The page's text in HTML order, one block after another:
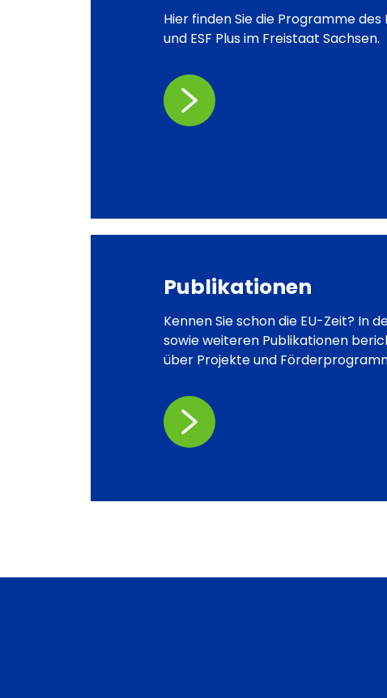
Hier finden Sie die Programme des
und ESF Plus im Freistaat Sachsen.
Publikationen
Kennen Sie schon die EU-Zeit? In
sowie weiteren Publikationen
über Projekte und